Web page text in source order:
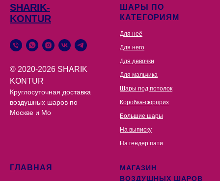
SHARIK-
KONTUR
© 2020-2026 SHARIK
KONTUR
Круглосуточная доставка
воздушных шаров по
Москве и Мо
ШАРЫ ПО
КАТЕГОРИЯМ
Для неё
Для него
Для девочки
Для мальчика
Шары под потолок
Коробка-сюрприз
Большие шары
На выписку
На гендер пати
ГЛАВНАЯ
МАГАЗИН
ВОЗДУШНЫХ ШАРОВ